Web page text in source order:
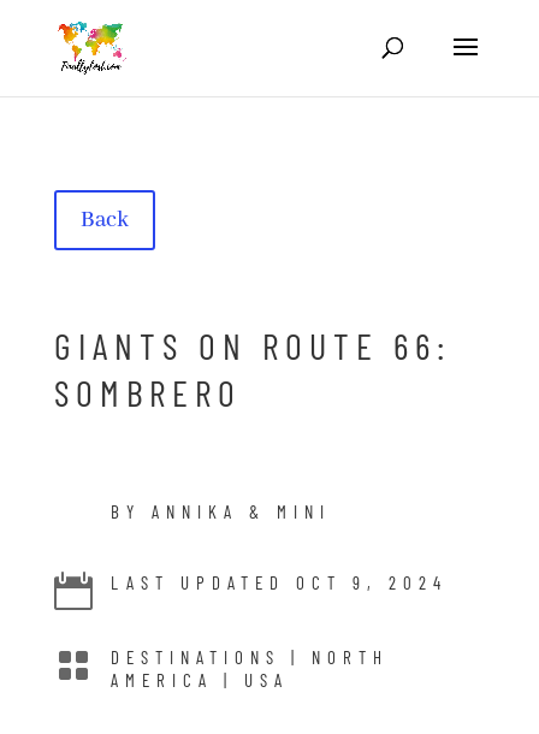
Back
GIANTS ON ROUTE 66:
SOMBRERO
BY ANNIKA & MINI
 LAST UPDATED OCT 9, 2024
 DESTINATIONS | NORTH
AMERICA
| USA